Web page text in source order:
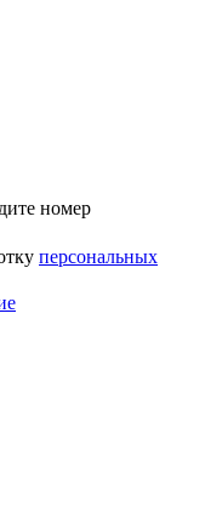
номер
персональных